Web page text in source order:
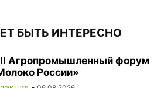
БЫТЬ ИНТЕРЕСНО
Агропромышленный форум
России»